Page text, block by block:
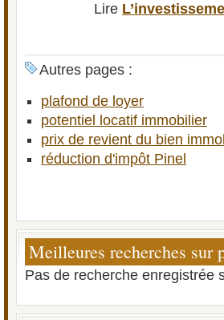
Lire
Autres pages :
plafond de loyer
potentiel locatif immobilier
prix de revient du bien
réduction d'impôt Pinel
Meilleures recherches sur
Pas de recherche enregistrée